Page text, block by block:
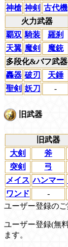
神槍 神剣 古代機
火力武器
覇双 騎装
羅刹
天翼 魔剣
魔銃
多段化&バフ武器
轟器 破刃
天錘
聖剣 妖刀 -
旧武器
旧武器
大剣
斧
突剣
弓
メイス ハンマー
ワンド
-
ユーザー登録の
ユーザー登録(無
ます。